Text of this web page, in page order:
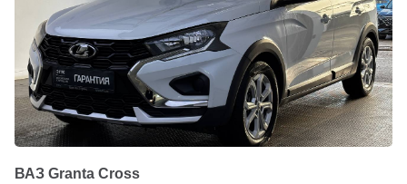
ВАЗ Granta Cross